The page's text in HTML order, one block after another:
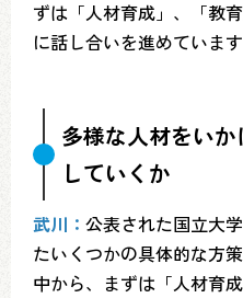
ずは「人材育成」、「教
に話し合いを進めています
多様な人材をい
していくか
武川： 公表された国立大
たいくつかの具体的な方
中から、まずは「人材育